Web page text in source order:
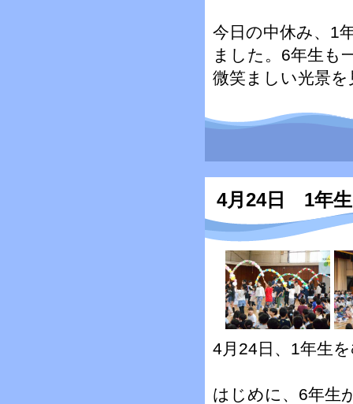
今日の中休み、1
ました。6年生も
微笑ましい光景
4月24日 1年
4月24日、1年生
はじめに、6年生